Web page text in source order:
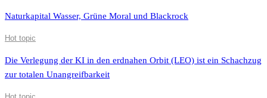
Naturkapital Wasser, Grüne Moral und Blackrock
Hot topic
Die Verlegung der KI in den erdnahen Orbit (LEO) ist ein Schachzug
zur totalen Unangreifbarkeit